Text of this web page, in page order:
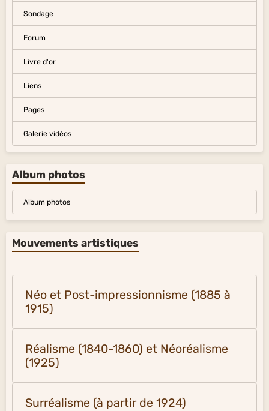
Sondage
Forum
Livre d'or
Liens
Pages
Galerie vidéos
Album photos
Album photos
Mouvements artistiques
Néo et Post-impressionnisme (1885 à
1915)
Réalisme (1840-1860) et Néoréalisme
(1925)
Surréalisme (à partir de 1924)